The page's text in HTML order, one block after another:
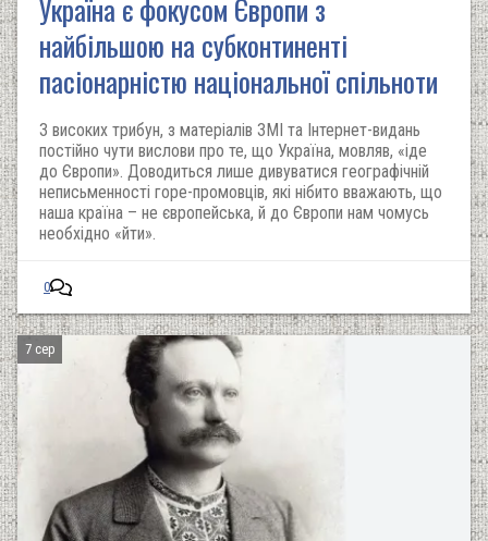
Україна є фокусом Європи з
найбільшою на субконтиненті
пасіонарністю національної спільноти
З високих трибун, з матеріалів ЗМІ та Інтернет-видань
постійно чути вислови про те, що Україна, мовляв, «іде
до Європи». Доводиться лише дивуватися географічній
неписьменності горе-промовців, які нібито вважають, що
наша країна – не європейська, й до Європи нам чомусь
необхідно «йти».
0
7 сер